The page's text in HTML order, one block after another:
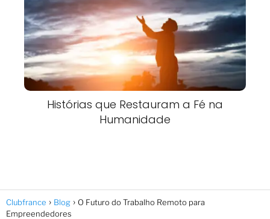
Histórias que Restauram a Fé na
Humanidade
Clubfrance Blog
O Futuro do Trabalho Remoto para
Empreendedores